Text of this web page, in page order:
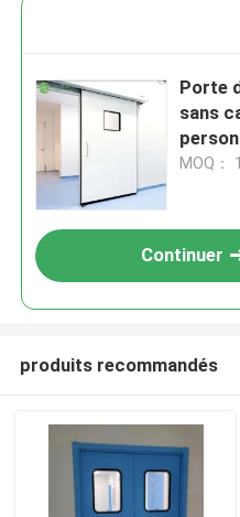
Porte
sans
MOQ：
Continuer
produits recommandés